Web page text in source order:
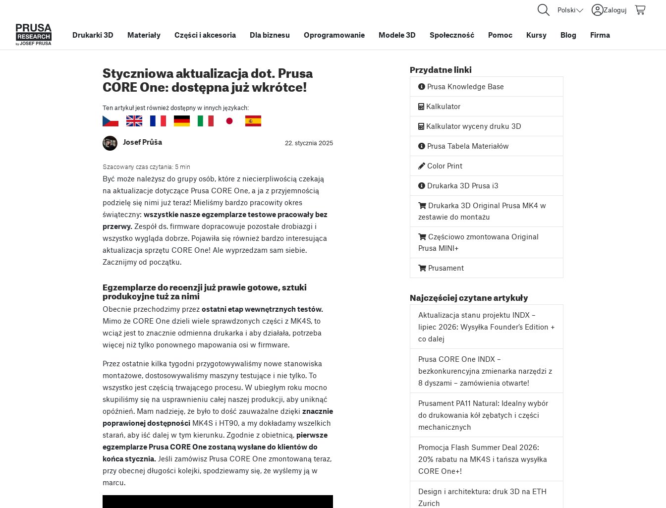
Polski Zaloguj
Drukarki 3D Materiały Części i akcesoria Dla biznesu Oprogramowanie Modele 3D Społeczność Pomoc Kursy Blog Firma
Styczniowa aktualizacja dot. Prusa
CORE One: dostępna już wkrótce!
Ten artykuł jest również dostępny w innych językach:
Josef Průša 22. stycznia 2025
Szacowany czas czytania: 5 min
Być może należysz do grupy osób, które z niecierpliwością czekają
na aktualizacje dotyczące Prusa CORE One, a ja z przyjemnością
podzielę się nimi już teraz! Mieliśmy bardzo pracowity okres
świąteczny: wszystkie nasze egzemplarze testowe pracowały bez
przerwy. Zespół ds. firmware dopracowuje pozostałe drobiazgi i
wszystko wygląda dobrze. Pojawiła się również bardzo interesująca
aktualizacja sprzętu CORE One! Ale wyprzedzam sam siebie.
Zacznijmy od początku.
Egzemplarze do recenzji już prawie gotowe, sztuki
produkcyjne tuż za nimi
Obecnie przechodzimy przez ostatni etap wewnętrznych testów.
Mimo że CORE One dzieli wiele sprawdzonych części z MK4S, to
wciąż jest to znacznie odmienna drukarka i aby działała, potrzeba
więcej niż tylko ponownego mapowania osi w firmware.
Przez ostatnie kilka tygodni przygotowywaliśmy nowe stanowiska
montażowe, dostosowywaliśmy maszyny testujące i nie tylko. To
wszystko jest częścią trwającego procesu. W ubiegłym roku mocno
skupiliśmy się na usprawnieniu całej naszej produkcji, aby uniknąć
opóźnień. Mam nadzieję, że było to dość zauważalne dzięki znacznie
poprawionej dostępności MK4S i HT90, a my dokładamy wszelkich
starań, aby iść dalej w tym kierunku. Zgodnie z obietnicą, pierwsze
egzemplarze Prusa CORE One zostaną wysłane do klientów do
końca stycznia. Jeśli zamówisz Prusa CORE One zmontowaną teraz,
przy obecnej długości kolejki, spodziewamy się, że wyślemy ją w
marcu.
Przydatne linki
Prusa Knowledge Base
Kalkulator
Kalkulator wyceny druku 3D
Prusa Tabela Materiałów
Color Print
Drukarka 3D Prusa i3
Drukarka 3D Original Prusa MK4 w
zestawie do montażu
Częściowo zmontowana Original
Prusa MINI+
Prusament
Najczęściej czytane artykuły
Aktualizacja stanu projektu INDX –
lipiec 2026: Wysyłka Founder’s Edition +
co dalej
Prusa CORE One INDX –
bezkonkurencyjna zmienarka narzędzi z
8 dyszami – zamówienia otwarte!
Prusament PA11 Natural: Idealny wybór
do drukowania kół zębatych i części
mechanicznych
Promocja Flash Summer Deal 2026:
20% rabatu na MK4S i tańsza wysyłka
CORE One+!
Design i architektura: druk 3D na ETH
Zurich